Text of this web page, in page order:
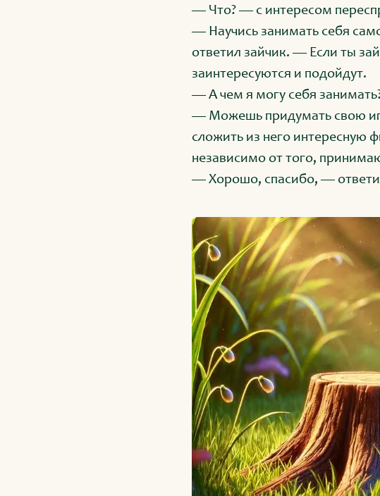
— Что? — с интересом
— Научись занимать себя
ответил зайчик. — Если ты
заинтересуются и подойдут.
— А чем я могу себя
— Можешь придумать свою
сложить из него интересную
независимо от того,
— Хорошо, спасибо, —